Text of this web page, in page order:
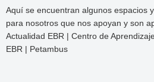
Aquí se encuentran algunos espacios
para nosotros que nos apoyan y son
Actualidad EBR | Centro de
EBR | Petambus